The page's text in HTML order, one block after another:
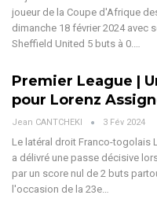
joueur de la Coupe d'Afrique
dimanche 18 février 2024 avec
Sheffield United 5 buts à 0.…
Premier League |
pour Lorenz
Jean CANTCHEKI 3 Fév 2024
Le latéral droit Franco-togolais
a délivré une passe décisive
par un score nul de 2 buts
l'occasion de la 23e…